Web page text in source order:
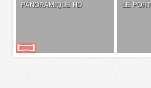
PANORAMIQUE HD LE PORT